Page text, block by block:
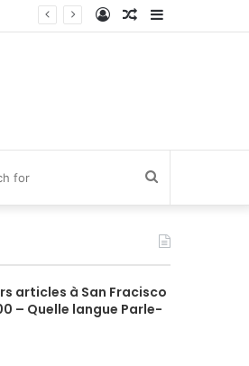
Sidebar
Random
Log
for
articles à San Fracisco
– Quelle langue Parle-